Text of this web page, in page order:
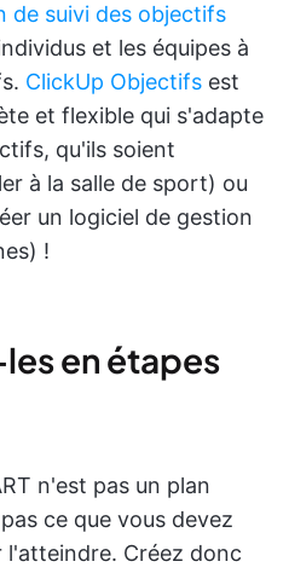
de suivi des objectifs
et les équipes à
ClickUp Objectifs est
et flexible qui s'adapte
qu'ils soient
à la salle de sport) ou
un logiciel de gestion
!
en étapes
n'est pas un plan
ce que vous devez
Créez donc